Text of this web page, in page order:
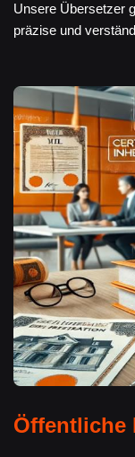
Unsere Übersetzer
präzise und
Öffentliche